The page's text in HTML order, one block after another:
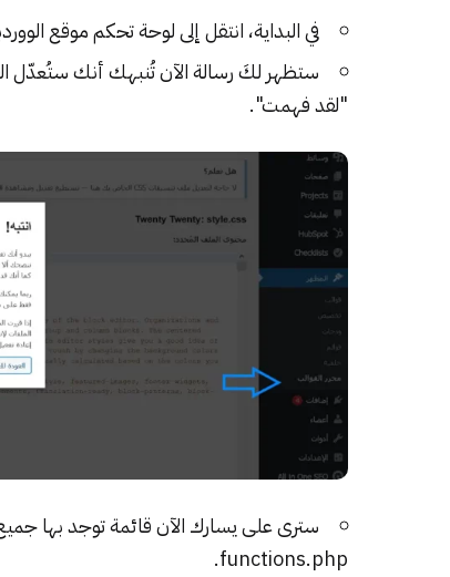
في البداية، انتقل إلى لوحة تحكم موقع
ستظهر لكَ رسالة الآن تُنبهك أنك ستُعدّل
"لقد فهمت".
سترى على يسارك الآن قائمة توجد بها
functions.php.